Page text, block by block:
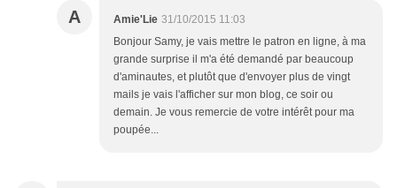
A Amie'Lie 31/10/2015 11:03
Bonjour Samy, je vais mettre le patron en ligne, à ma
grande surprise il m'a été demandé par beaucoup
d'aminautes, et plutôt que d'envoyer plus de vingt
mails je vais l'afficher sur mon blog, ce soir ou
demain. Je vous remercie de votre intérêt pour ma
poupée...